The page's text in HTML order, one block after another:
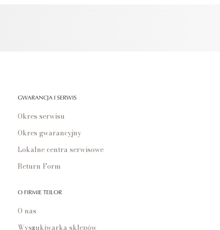
GWARANCJA I SERWIS
Okres serwisu
Okres gwarancyjny
Lokalne centra serwisowe
Return Form
O FIRMIE TEILOR
O nas
Wyszukiwarka sklepów